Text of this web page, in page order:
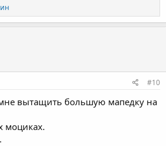
#10
вытащить большую мапедку на
моциках.